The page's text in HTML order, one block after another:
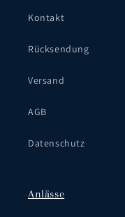
Kontakt
Rücksendung
Versand
AGB
Datenschutz
Anlässe